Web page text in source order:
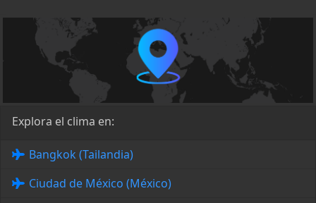
Explora el clima en:
Bangkok (Tailandia)
Ciudad de México (México)